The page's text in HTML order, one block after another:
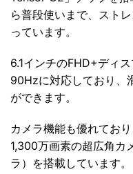
ら普段使いまで、スト
っています。
6.1インチのFHD+ディ
90Hzに対応しており、
ができます。
カメラ機能も優れてお
1,300万画素の超広角カ
ラ）を搭載しています。